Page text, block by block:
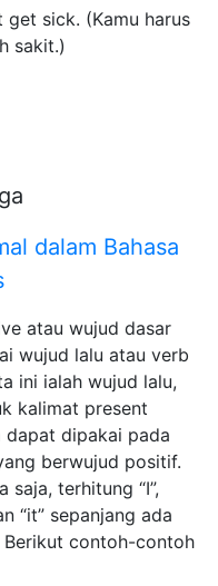
sick. (Kamu harus
sakit.)
dalam Bahasa
atau wujud dasar
wujud lalu atau verb
ini ialah wujud lalu,
kalimat present
dapat dipakai pada
berwujud positif.
saja, terhitung “I”,
“it” sepanjang ada
Berikut contoh-contoh